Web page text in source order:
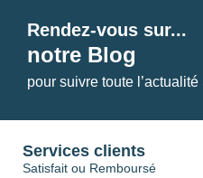
Rendez-vous sur...
notre Blog
pour suivre toute l’actualité
Services clients
Satisfait ou Remboursé